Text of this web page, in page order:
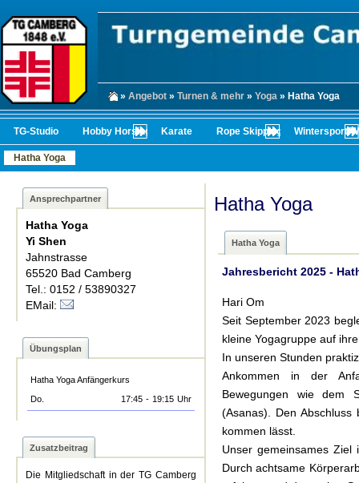
» Angebot » Turnen & mehr » Yoga » Hatha Yoga
TG-Studio Hobby Horsing Karate Rope Skipping Wintersport/
Hatha Yoga
Ansprechpartner
Hatha Yoga
Yi Shen
Jahnstrasse
65520 Bad Camberg
Tel.: 0152 / 53890327
EMail:
Übungsplan
Hatha Yoga Anfängerkurs
Do.
17:45 - 19:15 Uhr
Zusatzbeitrag
Die Mitgliedschaft in der TG Camberg
Hatha Yoga
Hatha Yoga
Jahresbericht 2025 -
Hari Om
Seit September 2023
kleine Yogagruppe auf
In unseren Stunden
Ankommen in der
Bewegungen wie dem
(Asanas). Den
kommen lässt.
Unser gemeinsames Ziel
Durch achtsame